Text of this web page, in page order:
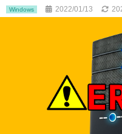
Windows 2022/01/13